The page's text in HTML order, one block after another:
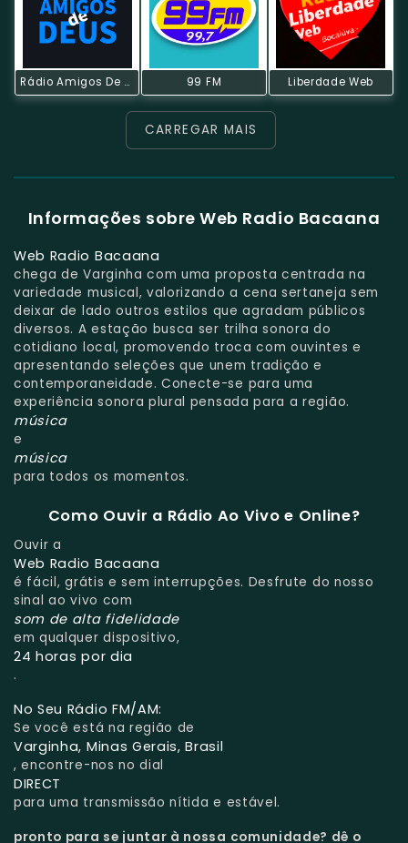
Rádio Amigos De Deus 99 FM Liberdade Web
CARREGAR MAIS
Informações sobre Web Radio Bacaana
Web Radio Bacaana
chega de Varginha com uma proposta centrada na
variedade musical, valorizando a cena sertaneja sem
deixar de lado outros estilos que agradam públicos
diversos. A estação busca ser trilha sonora do
cotidiano local, promovendo troca com ouvintes e
apresentando seleções que unem tradição e
contemporaneidade. Conecte-se para uma
experiência sonora plural pensada para a região.
música
e
música
para todos os momentos.
Como Ouvir a Rádio Ao Vivo e Online?
Ouvir a
Web Radio Bacaana
é fácil, grátis e sem interrupções. Desfrute do nosso
sinal ao vivo com
som de alta fidelidade
em qualquer dispositivo,
24 horas por dia
.
No Seu Rádio FM/AM:
Se você está na região de
Varginha, Minas Gerais, Brasil
, encontre-nos no dial
DIRECT
para uma transmissão nítida e estável.
pronto para se juntar à nossa comunidade? dê o